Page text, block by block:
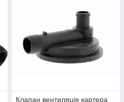
Клапан вентиляція картера